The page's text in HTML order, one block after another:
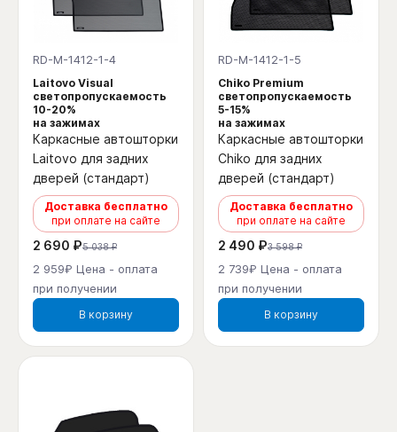
RD-M-1412-1-4
Laitovo Visual
светопропускаемость
10-20%
на зажимах
Каркасные автошторки
Laitovo для задних
дверей (стандарт)
Доставка бесплатно
при оплате на сайте
2 690 ₽5 038 ₽
2 959₽ Цена - оплата
при получении
В корзину
RD-M-1412-1-5
Chiko Premium
светопропускаемость
5-15%
на зажимах
Каркасные автошторки
Chiko для задних
дверей (стандарт)
Доставка бесплатно
при оплате на сайте
2 490 ₽3 598 ₽
2 739₽ Цена - оплата
при получении
В корзину